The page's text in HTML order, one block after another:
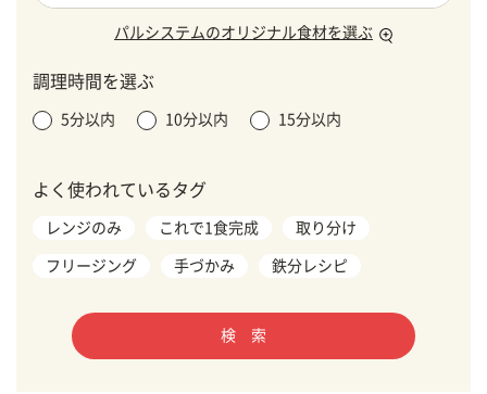
パルシステムのオリジナル食材を選ぶ
調理時間を選ぶ
5分以内 10分以内 15分以内
よく使われているタグ
レンジのみ これで1食完成 取り分け
フリージング 手づかみ 鉄分レシピ
検 索